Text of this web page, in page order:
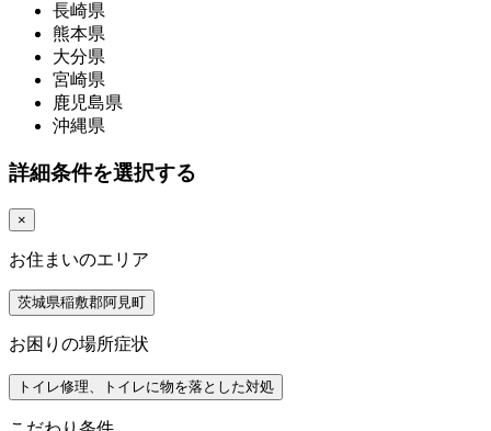
長崎県
熊本県
大分県
宮崎県
鹿児島県
沖縄県
詳細条件を選択する
×
お住まいのエリア
茨城県稲敷郡阿見町
お困りの場所症状
トイレ修理、トイレに物を落とした対処